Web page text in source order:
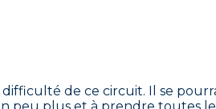
de ce circuit. Il se